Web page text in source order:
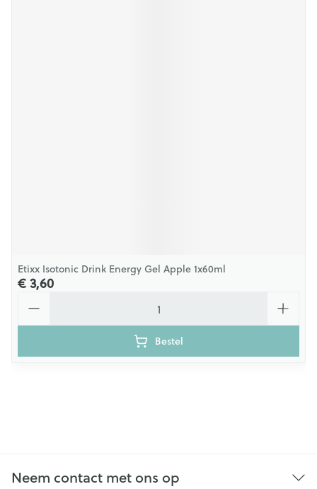
Etixx Isotonic Drink Energy Gel Apple 1x60ml
€ 3,60
Bestel
Neem contact met ons op